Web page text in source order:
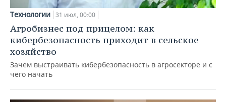
Технологии 31 июл, 00:00
Агробизнес под прицелом: как
кибербезопасность приходит в сельское
хозяйство
Зачем выстраивать кибербезопасность в агросекторе и с
чего начать